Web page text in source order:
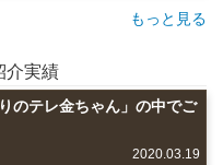
もっと見る
介実績
のテレ金ちゃん」の中でご
2020.03.19